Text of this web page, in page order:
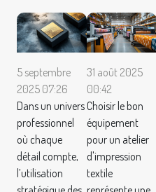
5 septembre
2025 07:26
Dans un univers
professionnel
où chaque
détail compte,
l’utilisation
31 août 2025
00:42
Choisir le bon
équipement
pour un atelier
d'impression
textile